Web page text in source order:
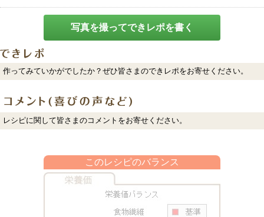
写真を撮ってできレポを書く
作ってみていかがでしたか？ぜひ皆さまのできレポをお寄せください。
レシピに関して皆さまのコメントをお寄せください。
このレシピのバランス